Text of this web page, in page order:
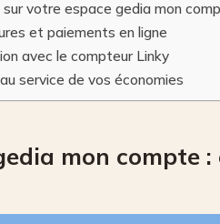
votre espace gedia mon
et paiements en ligne
avec le compteur Linky
service de vos économies
mon compte